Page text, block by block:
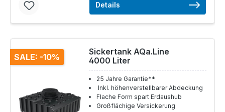
Details
SALE: -10%
Sickertank AQa.Line
4000 Liter
25 Jahre Garantie**
Inkl. höhenverstellbarer Abdeckung
Flache Form spart Erdaushub
Großflächige Versickerung